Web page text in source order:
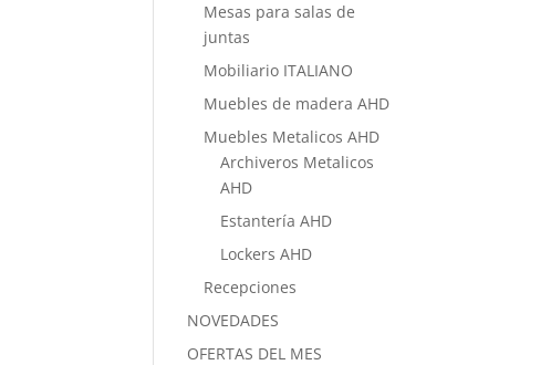
Mesas para salas de
juntas
Mobiliario ITALIANO
Muebles de madera AHD
Muebles Metalicos AHD
Archiveros Metalicos
AHD
Estantería AHD
Lockers AHD
Recepciones
NOVEDADES
OFERTAS DEL MES